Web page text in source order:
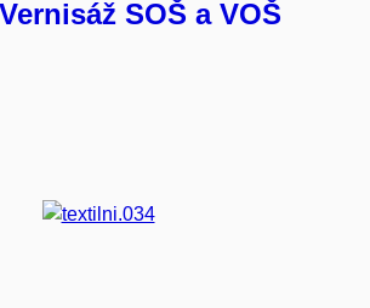
SOŠ a VOŠ